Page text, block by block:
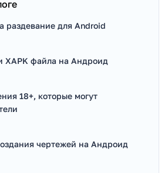
раздевание для Android
XAPK файла на Андроид
18+, которые могут
чертежей на Андроид